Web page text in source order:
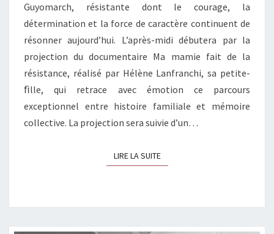
Guyomarch, résistante dont le courage, la
détermination et la force de caractère continuent de
résonner aujourd’hui. L’après-midi débutera par la
projection du documentaire Ma mamie fait de la
résistance, réalisé par Hélène Lanfranchi, sa petite-
ﬁlle, qui retrace avec émotion ce parcours
exceptionnel entre histoire familiale et mémoire
collective. La projection sera suivie d’un…
LIRE LA SUITELIRE LA SUITE